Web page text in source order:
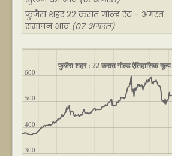
फुजैरा शहर 22 करात गोल्ड रेट - अगस्त :
समापन भाव (07 अगस्त)
फुजैरा शहर : 22 करात गोल्ड ऐतिहासिक मूल्य
300
400
500
600